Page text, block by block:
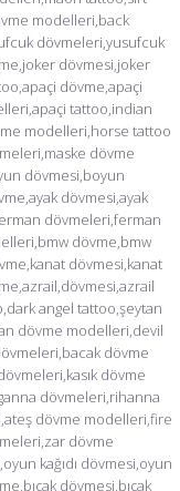
modelleri,back
dövmeleri,yusufcuk
dövmesi,joker
dövme,apaçi
tattoo,indian
modelleri,horse tattoo
dövme
dövmesi,boyun
dövmesi,ayak
dövmeleri,ferman
dövme,bmw
dövmesi,kanat
angel tattoo,şeytan
dövme modelleri,devil
dövme
dövme
dövmeleri,rihanna
dövme modelleri,fire
dövme
kağıdı dövmesi,oyun
dövmesi,bıçak